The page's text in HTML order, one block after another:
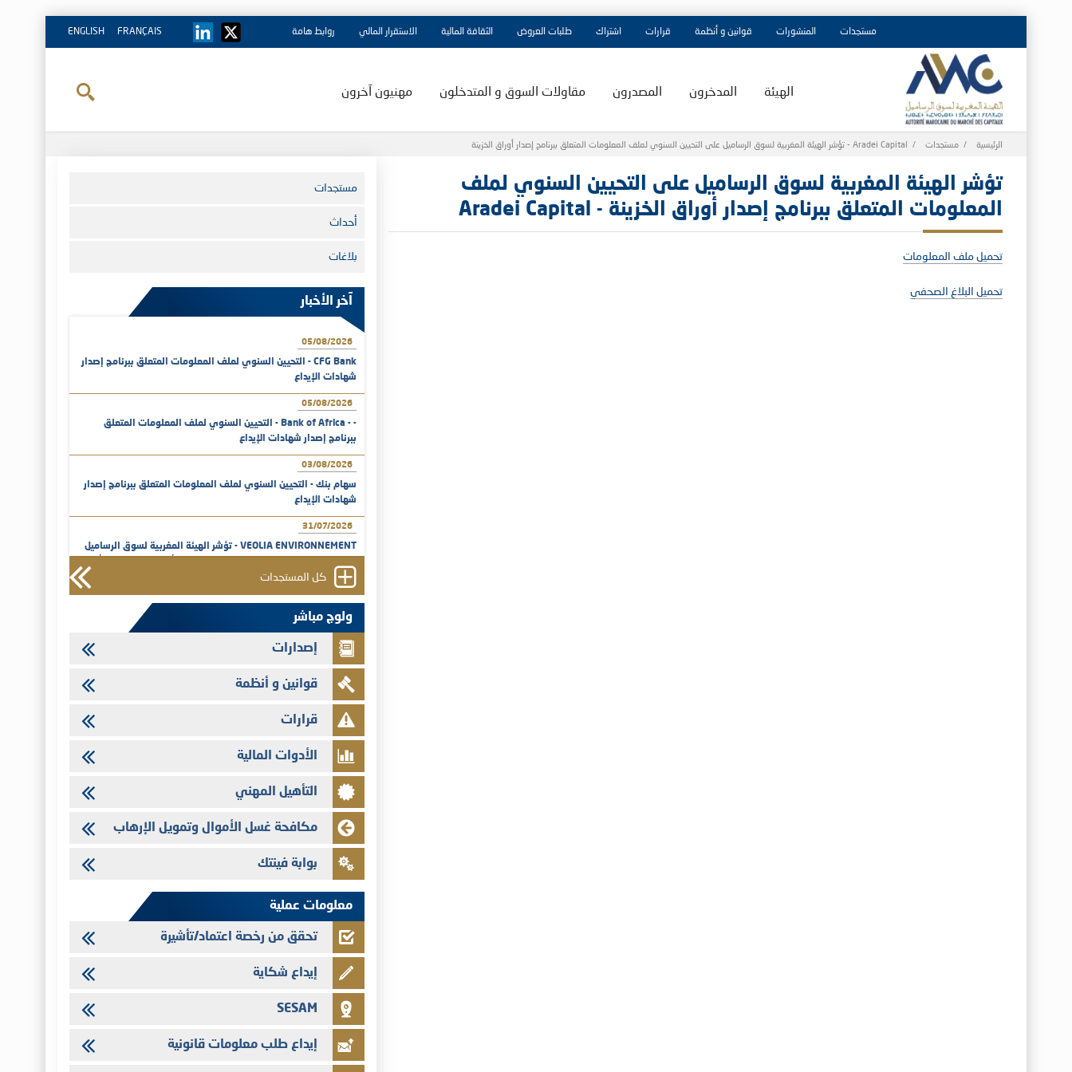
FRANÇAIS
ENGLISH مستجدات المنشورات قوانين و أنظمة قرارات اشتراك طلبات العروض الثقافة المالية الاستقرار المالي روابط هامة
الهيئة المدخرون المصدرون مقاولات السوق و المتدخلون مهنيون آخرون
Breadcrumb
الرئيسية مستجدات تؤشر الهيئة المغربية لسوق الرساميل على التحيين السنوي لملف المعلومات المتعلق ببرنامج إصدار أوراق الخزينة - Aradei Capital
تؤشر الهيئة المغربية لسوق الرساميل على التحيين السنوي لملف
المعلومات المتعلق ببرنامج إصدار أوراق الخزينة - Aradei Capital
تحميل ملف المعلومات
تحميل البلاغ الصحفي
مستجدات
أحداث
بلاغات
آخر الأخبار
05/08/2026
CFG Bank - التحيين السنوي لملف المعلومات المتعلق ببرنامج إصدار
شهادات الإيداع
05/08/2026
- - Bank of Africa - التحيين السنوي لملف المعلومات المتعلق
ببرنامج إصدار شهادات الإيداع
03/08/2026
سهام بنك - التحيين السنوي لملف المعلومات المتعلق ببرنامج إصدار
شهادات الإيداع
31/07/2026
VEOLIA ENVIRONNEMENT - تؤشر الهيئة المغربية لسوق الرساميل
المجموعة
29/07/2026
وفابايل - التحيين السنوي لملف المعلومات المتعلق ببرنامج إصدار
سندات شركات التمويل
29/07/2026
تهنئة بمناسبة عيد العرش المجيد
29/07/2026
تنشر الهيئة المغربية لسوق الرساميل العدد الرابع عشر من مجلة سوق
28/07/2026
Med Paper - تجاوز حد المساهمة 5%
24/07/2026
Saham Leasing - التحيين السنوي لملف المعلومات المتعلق ببرنامج
24/07/2026
Jaida - التحيين السنوي لملف المعلومات المتعلق ببرنامج إصدار
سندات شركات التمويل
كل المستجدات
ولوج مباشر
إصدارات
قوانين و أنظمة
قرارات
الأدوات المالية
التأهيل المهني
مكافحة غسل الأموال وتمويل الإرهاب
بوابة فينتك
معلومات عملية
تحقق من رخصة اعتماد/تأشيرة
إيداع شكاية
SESAM
إيداع طلب معلومات قانونية